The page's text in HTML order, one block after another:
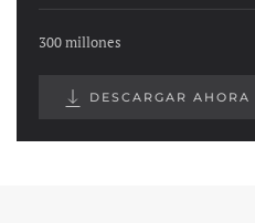
300 millones
DESCARGAR AHORA